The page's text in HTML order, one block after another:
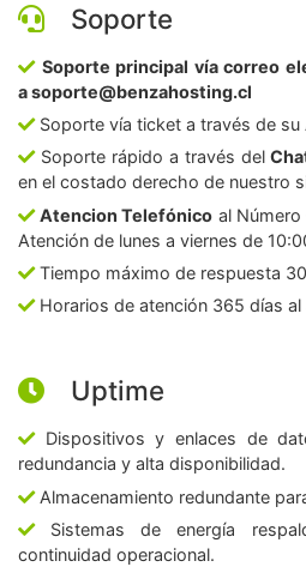
Soporte
Soporte principal vía correo
a soporte@benzahosting.cl
Soporte vía ticket a través de su
Soporte rápido a través del
en el costado derecho de nuestro
Atencion Telefónico al Número
Atención de lunes a viernes de
Tiempo máximo de respuesta
Horarios de atención 365 días al
Uptime
Dispositivos y enlaces de
redundancia y alta disponibilidad.
Almacenamiento redundante
Sistemas de energía
continuidad operacional.